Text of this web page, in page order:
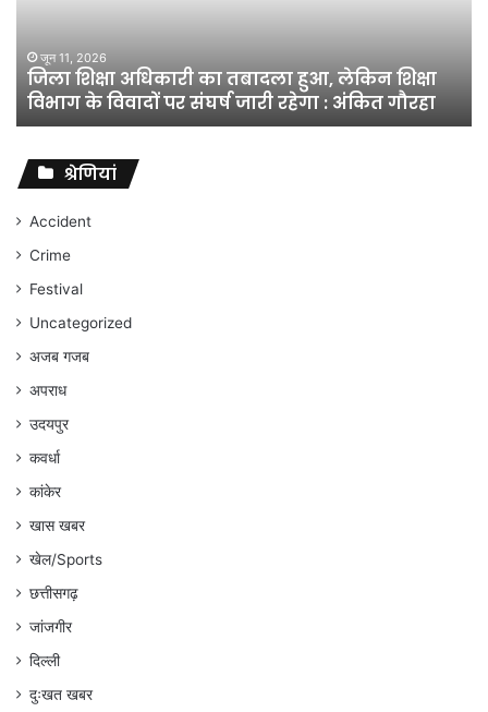
शिक्षा
विभाग
विवादों
संघर्ष
जारी
रहेगा
अंकित
गौरहा
जून 11, 2026
जिला शिक्षा अधिकारी का तबादला हुआ, लेकिन शिक्षा
विभाग के विवादों पर संघर्ष जारी रहेगा : अंकित गौरहा
श्रेणियां
Accident
Crime
Festival
Uncategorized
अजब गजब
अपराध
उदयपुर
कवर्धा
कांकेर
खास खबर
खेल/Sports
छत्तीसगढ़
जांजगीर
दिल्ली
दुःखत खबर